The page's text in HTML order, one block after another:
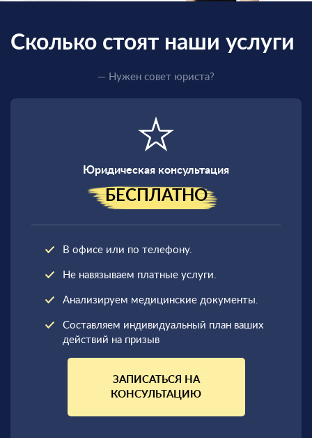
Сколько стоят наши услуги
— Нужен совет юриста?
Юридическая консультация
БЕСПЛАТНО
В офисе или по телефону.
Не навязываем платные услуги.
Анализируем медицинские документы.
Составляем индивидуальный план ваших
действий на призыв
ЗАПИСАТЬСЯ НА
КОНСУЛЬТАЦИЮ